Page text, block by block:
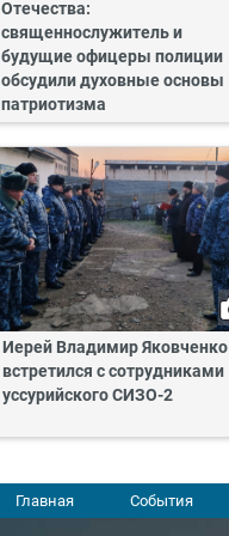
Отечества:
священнослужитель и
будущие офицеры полиции
обсудили духовные основы
патриотизма
Иерей Владимир Яковченко
встретился с сотрудниками
уссурийского СИЗО-2
Главная События